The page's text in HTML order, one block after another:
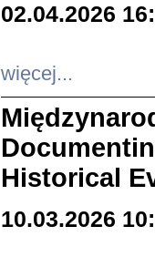
02.04.2026
więcej...
Historical
10.03.2026